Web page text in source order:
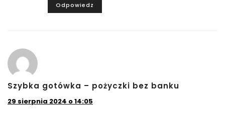
Odpowiedz
Szybka gotówka – pożyczki bez banku
29 sierpnia 2024 o 14:05